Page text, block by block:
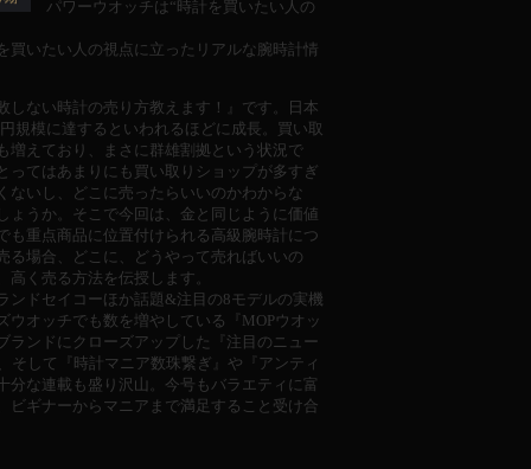
パワーウオッチは“時計を買いたい人の
買いたい人の視点に立ったリアルな腕時計情
ない時計の売り方教えます！』です。日本
規模に達するといわれるほどに成長。買い取
増えており、まさに群雄割拠という状況で
ってはあまりにも買い取りショップが多すぎ
ないし、どこに売ったらいいのかわからな
ょうか。そこで今回は、金と同じように価値
も重点商品に位置付けられる高級腕時計につ
る場合、どこに、どうやって売ればいいの
く売る方法を伝授します。
ドセイコーほか話題&注目の8モデルの実機
ウオッチでも数を増やしている『MOPウオッ
ランドにクローズアップした『注目のニュー
そして『時計マニア数珠繋ぎ』や『アンティ
分な連載も盛り沢山。今号もバラエティに富
ビギナーからマニアまで満足すること受け合